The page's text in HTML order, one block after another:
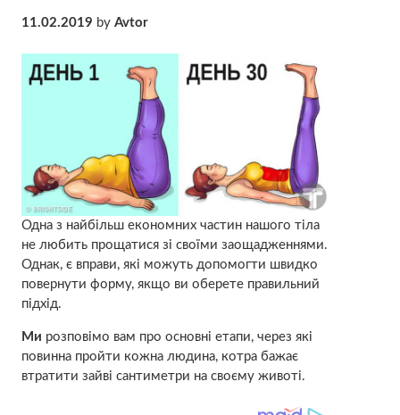
11.02.2019 by Avtor
Одна з найбільш економних частин нашого тіла
не любить прощатися зі своїми заощадженнями.
Однак, є вправи, які можуть допомогти швидко
повернути форму, якщо ви оберете правильний
підхід.
Ми розповімо вам про основні етапи, через які
повинна пройти кожна людина, котра бажає
втратити зайві сантиметри на своєму животі.